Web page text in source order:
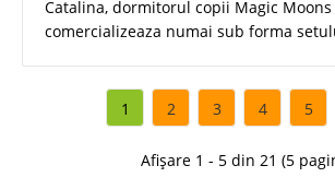
Catalina, dormitorul copii Magic Moons
comercializeaza numai sub forma
1 2 3 4 5
Afișare 1 - 5 din 21 (5